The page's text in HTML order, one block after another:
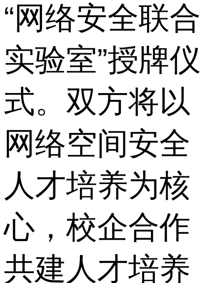
“网络安全联合
实验室”授牌仪
式。双方将以
网络空间安全
人才培养为核
心，校企合作
共建人才培养